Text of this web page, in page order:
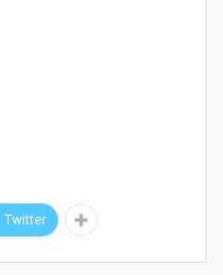
Twitter